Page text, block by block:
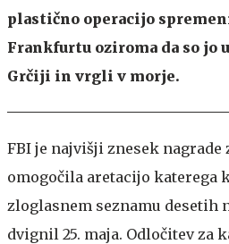
plastično operacijo
Frankfurtu oziroma da so
Grčiji in vrgli v morje.
FBI je najvišji znesek
omogočila aretacijo katerega
zloglasnem seznamu desetih
dvignil 25. maja. Odločitev za